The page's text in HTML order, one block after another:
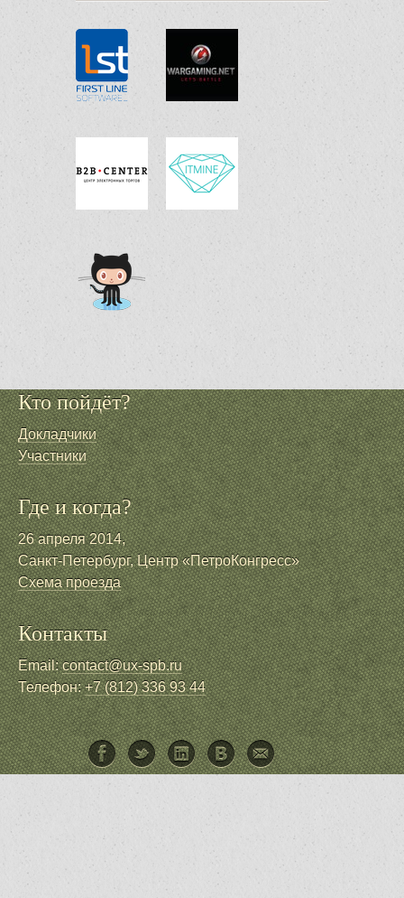
Кто пойдёт?
Докладчики
Участники
Где и когда?
26 апреля 2014,
Санкт-Петербург, Центр «ПетроКонгресс»
Схема проезда
Контакты
Email:contact@ux-spb.ru
Телефон:+7 (812) 336 93 44
Facebook
TwitterLinkedInВКонтактеНаписать письмо